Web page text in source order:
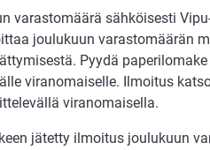
varastomäärä sähköisesti
joulukuun varastomäärän
Pyydä
viranomaiselle. Ilmoitus
viranomaisella.
jätetty ilmoitus joulukuun